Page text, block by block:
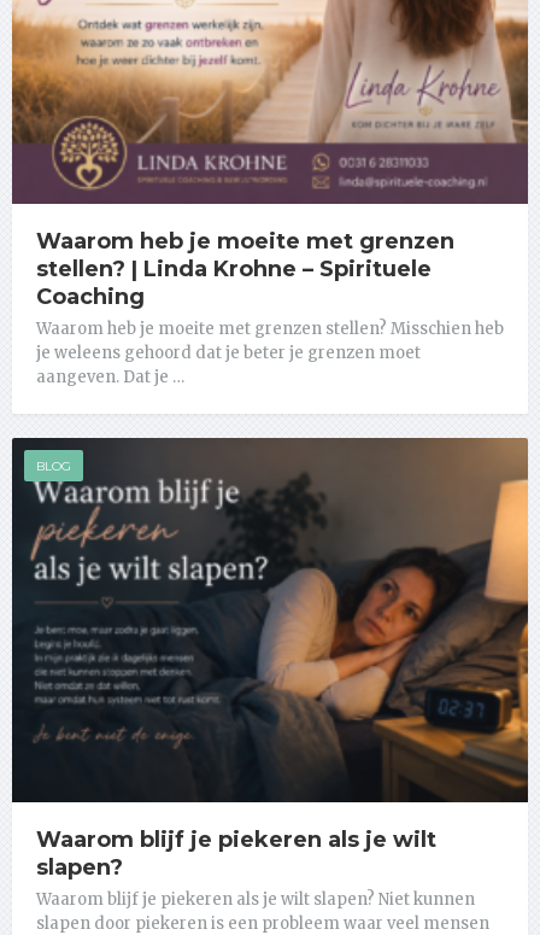
Waarom heb je moeite met grenzen
stellen? | Linda Krohne – Spirituele
Coaching
Waarom heb je moeite met grenzen stellen? Misschien heb
je weleens gehoord dat je beter je grenzen moet
aangeven. Dat je …
BLOG
Waarom blijf je piekeren als je wilt
slapen?
Waarom blijf je piekeren als je wilt slapen? Niet kunnen
slapen door piekeren is een probleem waar veel mensen